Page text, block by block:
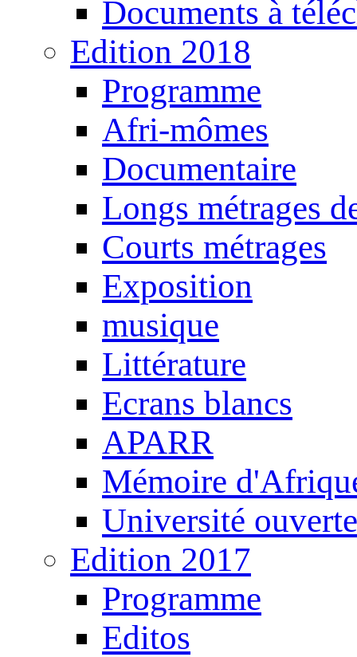
Documents à
Edition 2018
Programme
Afri-mômes
Documentaire
Longs métrages
Courts métrages
Exposition
musique
Littérature
Ecrans blancs
APARR
Mémoire
Université ouverte
Edition 2017
Programme
Editos